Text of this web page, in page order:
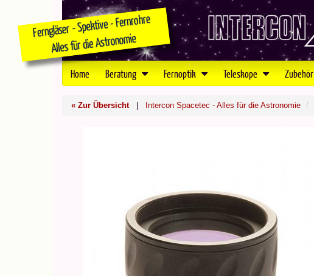
Home Beratung Fernoptik Teleskope Zubehör
« Zur Übersicht| Intercon Spacetec - Alles für die Astronomie